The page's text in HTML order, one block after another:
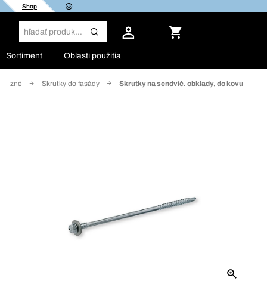
Shop
Sortiment Oblasti použitia
Skrutky do fasády Skrutky na sendvič. obklady, do kovu